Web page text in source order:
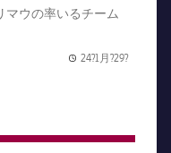
ウの率いるチーム
24?1月?29?